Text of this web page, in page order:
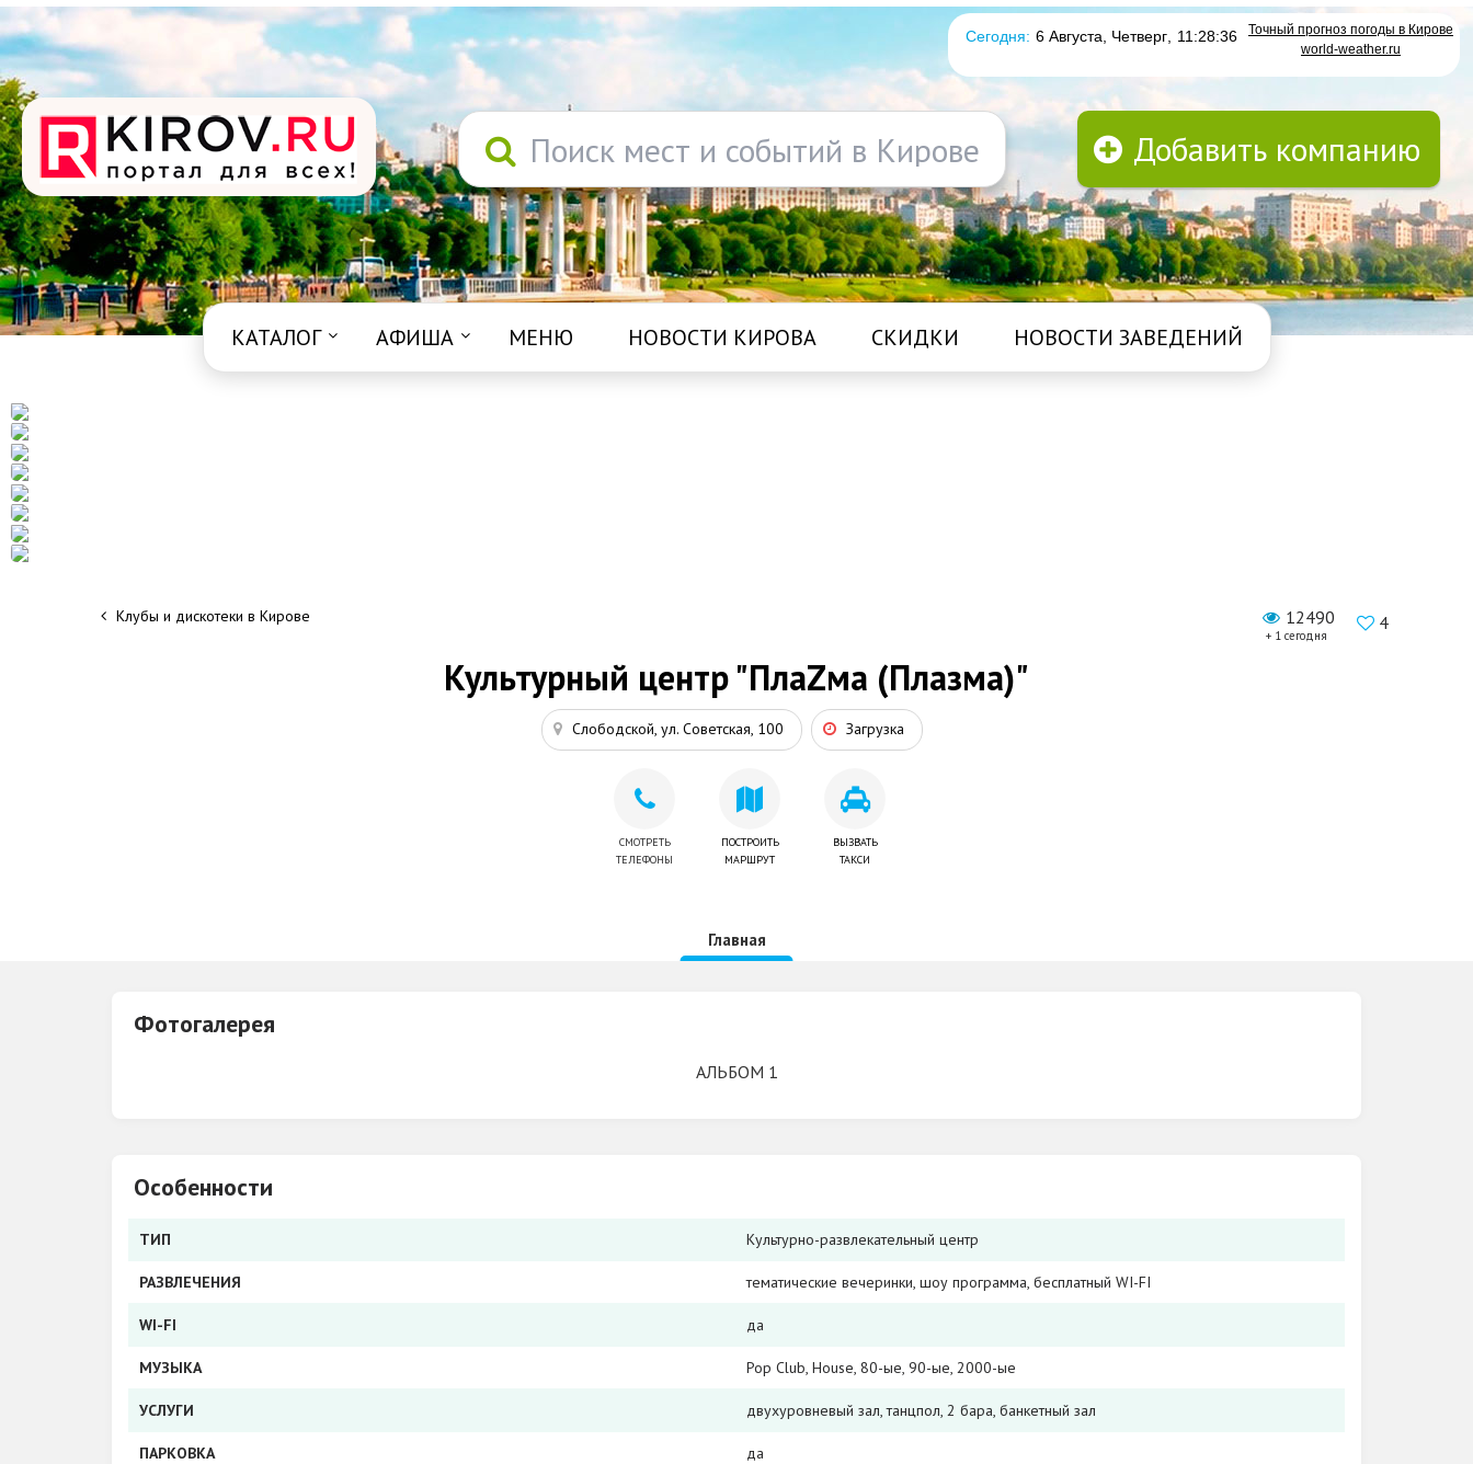
Сегодня: 6 Августа, Четверг 11:28:37
Точный прогноз погоды в Кирове
world-weather.ru
Поиск мест и событий в Кирове Добавить компанию
КАТАЛОГ АФИША МЕНЮ НОВОСТИ КИРОВА СКИДКИ НОВОСТИ ЗАВЕДЕНИЙ
Клубы и дискотеки в Кирове 12490
+ 1 сегодня
4
Культурный центр "ПлаZма (Плазма)"
Слободской, ул. Советская, 100 Загрузка
СМОТРЕТЬ
ТЕЛЕФОНЫ
ПОСТРОИТЬ
МАРШРУТ
ВЫЗВАТЬ
ТАКСИ
Главная
Фотогалерея
АЛЬБОМ 1
Особенности
ТИП Культурно-развлекательный центр
РАЗВЛЕЧЕНИЯ тематические вечеринки, шоу программа, бесплатный WI-FI
WI-FI да
МУЗЫКА Pop Club, House, 80-ыe, 90-ые, 2000-ые
УСЛУГИ двухуровневый зал, танцпол, 2 бара, банкетный зал
ПАРКОВКА да